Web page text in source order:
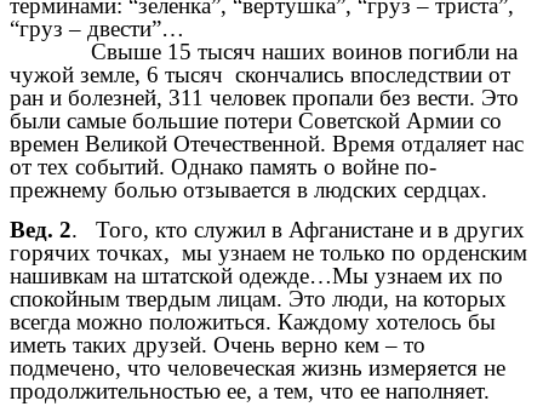
терминами: “зеленка”, “вертушка”, “груз – триста”,
“груз – двести”…
Свыше 15 тысяч наших воинов погибли на
чужой земле, 6 тысяч скончались впоследствии от
ран и болезней, 311 человек пропали без вести. Это
были самые большие потери Советской Армии со
времен Великой Отечественной. Время отдаляет нас
от тех событий. Однако память о войне по-
прежнему болью отзывается в людских сердцах.
Вед. 2. Того, кто служил в Афганистане и в других
горячих точках, мы узнаем не только по орденским
нашивкам на штатской одежде…Мы узнаем их по
спокойным твердым лицам. Это люди, на которых
всегда можно положиться. Каждому хотелось бы
иметь таких друзей. Очень верно кем – то
подмечено, что человеческая жизнь измеряется не
продолжительностью ее, а тем, что ее наполняет.